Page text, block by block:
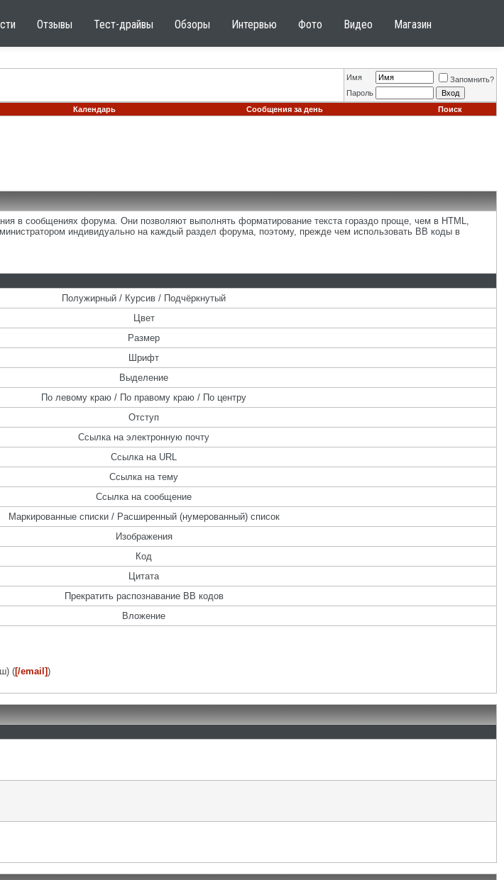
Отзывы Тест-драйвы Обзоры Интервью Фото Видео Магазин
Имя
Запомнить?
Пароль
Календарь Сообщения за день Поиск
в сообщениях форума. Они позволяют выполнять форматирование текста гораздо проще, чем в HTML,
индивидуально на каждый раздел форума, поэтому, прежде чем использовать BB коды в
Полужирный / Курсив / Подчёркнутый
Цвет
Размер
Шрифт
Выделение
По левому краю / По правому краю / По центру
Отступ
Ссылка на электронную почту
Ссылка на URL
Ссылка на тему
Ссылка на сообщение
Маркированные списки / Расширенный (нумерованный) список
Изображения
Код
Цитата
Прекратить распознавание BB кодов
Вложение
([/email])